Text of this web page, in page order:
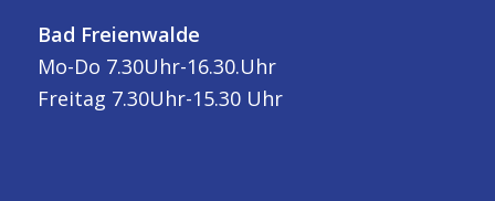
Bad Freienwalde
Mo-Do 7.30Uhr-16.30.Uhr
Freitag 7.30Uhr-15.30 Uhr